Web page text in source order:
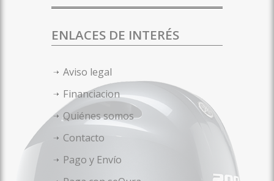
ENLACES DE INTERÉS
Aviso legal
Financiacion
Quiénes somos
Contacto
Pago y Envío